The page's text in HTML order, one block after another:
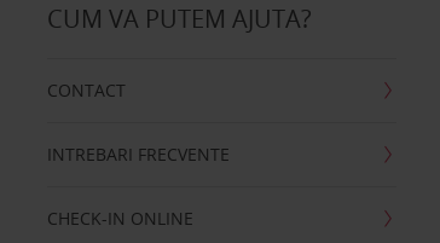
CUM VA PUTEM AJUTA?
CONTACT
INTREBARI FRECVENTE
CHECK-IN ONLINE